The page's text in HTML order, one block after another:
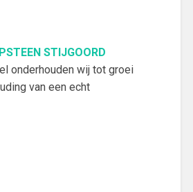
STIJGOORD
onderhouden wij tot groei
van een echt